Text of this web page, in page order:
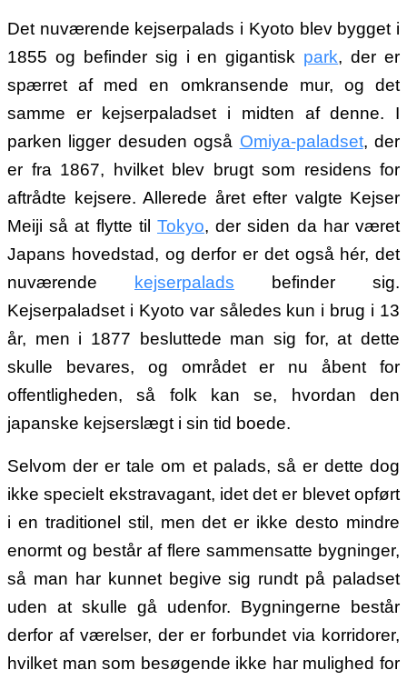
Det nuværende kejserpalads i Kyoto blev bygget i
1855 og befinder sig i en gigantisk park, der er
spærret af med en omkransende mur, og det
samme er kejserpaladset i midten af denne. I
parken ligger desuden også Omiya-paladset, der
er fra 1867, hvilket blev brugt som residens for
aftrådte kejsere. Allerede året efter valgte Kejser
Meiji så at flytte til Tokyo,der siden da har været
Japans hovedstad, og derfor er det også hér, det
nuværende kejserpalads befinder sig.
Kejserpaladset i Kyoto var således kun i brug i 13
år, men i 1877 besluttede man sig for, at dette
skulle bevares, og området er nu åbent for
offentligheden, så folk kan se, hvordan den
japanske kejserslægt i sin tid boede.
Selvom der er tale om et palads, så er dette dog
ikke specielt ekstravagant, idet det er blevet opført
i en traditionel stil, men det er ikke desto mindre
enormt og består af flere sammensatte bygninger,
så man har kunnet begive sig rundt på paladset
uden at skulle gå udenfor. Bygningerne består
derfor af værelser, der er forbundet via korridorer,
hvilket man som besøgende ikke har mulighed for